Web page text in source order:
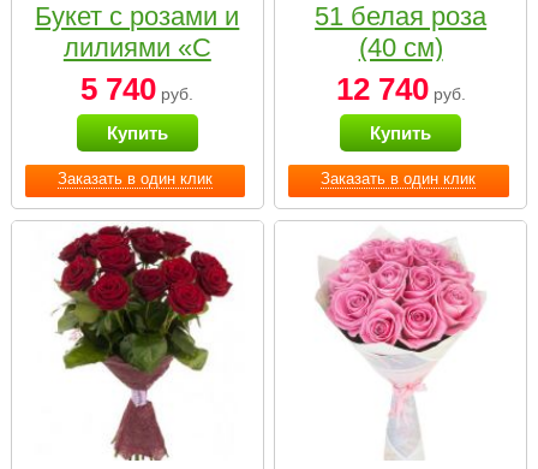
Заказать в один клик
Букет с розами и
лилиями «С
наилучшими
пожеланиями»
5 740 руб.
Купить
Заказать в один клик
51 белая роза
(40 см)
12 740руб.
Купить